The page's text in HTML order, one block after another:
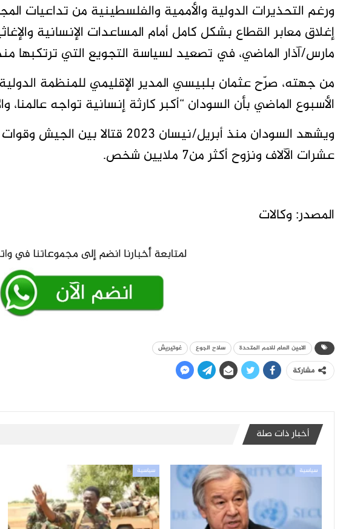
ورغم التحذيرات الدولية والأممية والفلسطينية من تداعيات
إغلاق معابر القطاع بشكل كامل أمام المساعدات الإنسانية
مارس/آذار الماضي، في تصعيد لسياسة التجويع التي ترتكبها
من جهته، صرّح عثمان بلبيسي المدير الإقليمي للمنظمة الدولية
الأسبوع الماضي بأن السودان “أكبر كارثة إنسانية تواجه عالمنا،
ويشهد السودان منذ أبريل/نيسان 2023
عشرات الآلاف ونزوح أكثر من7 ملايين شخص.
المصدر: وكالات
الامين العام للامم المتحدة سلاح الجوع غوتيريش
مشاركة
أخبار ذات صلة
سياسية سياسية